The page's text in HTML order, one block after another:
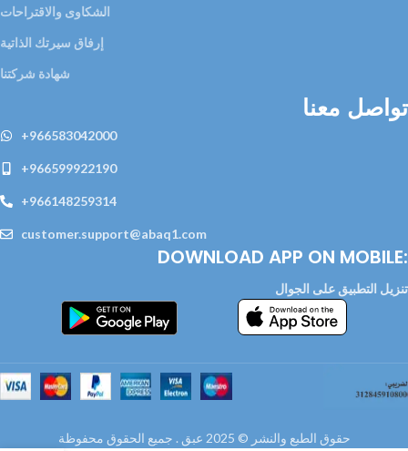
الشكاوى والاقتراحات
إرفاق سيرتك الذاتية
شهادة شركتنا
تواصل معنا
+966583042000
+966599922190
+966148259314
customer.support@abaq1.com
DOWNLOAD APP ON MOBILE:
تنزيل التطبيق على الجوال
حقوق الطبع والنشر © 2025 عبق . جميع الحقوق محفوظة